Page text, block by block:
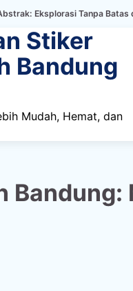
Tanpa Batas dalam
Stiker
Bandung
Mudah, Hemat, dan